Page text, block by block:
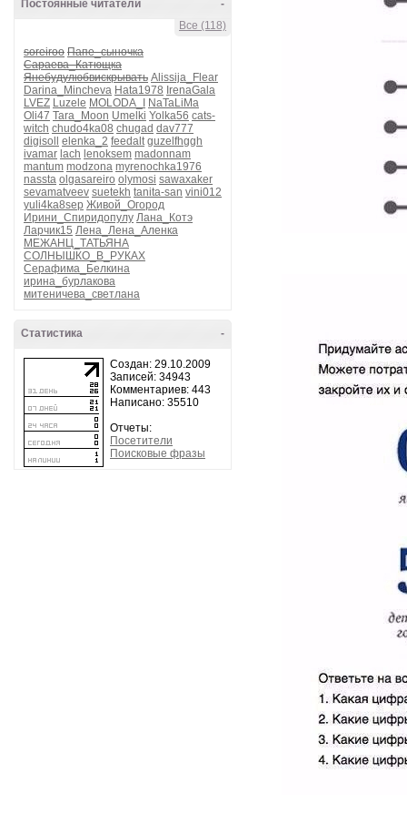
-
Постоянные читатели
Все (118)
soreiroo Папе_сыночка
Сараева_Катющка
Янебудулюбвискрывать Alissija_Flear
Darina_Mincheva Hata1978 IrenaGala
LVEZ Luzele MOLODA_I
NaTaLiMa
Oli47 Tara_Moon Umelki Yolka56 cats-
witch chudo4ka08 chugad dav777
digisoll
elenka_2 feedalt guzelfhggh
ivamar lach lenoksem madonnam
mantum modzona myrenochka1976
nassta olgasareiro olymosi sawaxaker
sevamatveev suetekh tanita-san vini012
yuli4ka8sep Живой_Огород
Ирини_Спиридопулу Лана_Котэ
Ларчик15 Лена_Лена_Аленка
МЕЖАНЦ_ТАТЬЯНА
СОЛНЫШКО_В_РУКАХ
Серафима_Белкина
ирина_бурлакова
митеничева_светлана
-
Статистика
Создан: 29.10.2009
Записей: 34943
Комментариев: 443
Написано: 35510
Отчеты:
Посетители
Поисковые фразы